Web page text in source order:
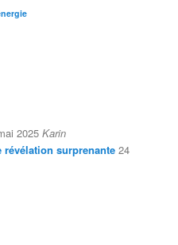
2025 Karin
révélation surprenante 24